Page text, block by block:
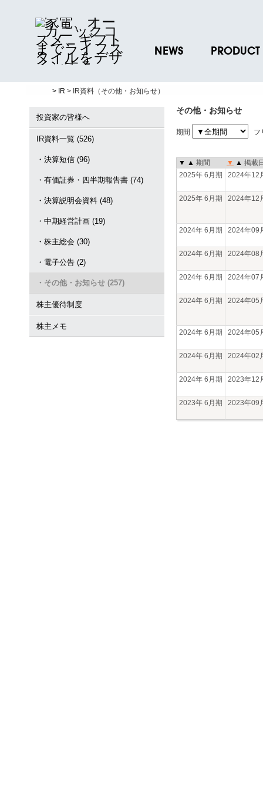
NEWS
プレスリリース
PRODUCT
ノベルティグッ
お取引先様 会員
> IR > IR資料（その他・お知らせ）
投資家の皆様へ
IR資料一覧 (526)
・決算短信 (96)
・有価証券・四半期報告書 (74)
・決算説明会資料 (48)
・中期経営計画 (19)
・株主総会 (30)
・電子公告 (2)
・その他・お知らせ (257)
株主優待制度
株主メモ
その他・お知らせ
期間 フ
▼ ▲ 期間 ▼ ▲ 掲載
2025年 6月期
2024年12
2025年 6月期 2024年12
2024年 6月期 2024年09
2024年 6月期 2024年08
2024年 6月期 2024年07
2024年 6月期 2024年05
2024年 6月期 2024年05
2024年 6月期 2024年02
2024年 6月期 2023年12
2023年 6月期 2023年09